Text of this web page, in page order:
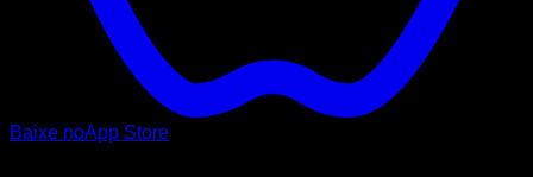
Baixe noApp Store